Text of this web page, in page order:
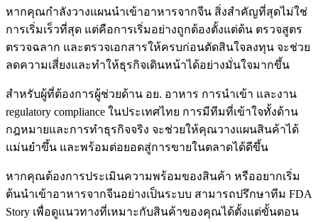
หากคุณกำลังวางแผนนำเข้าอาหารจากจีน สิ่งสำคัญที่สุดไม่ใช่
การเริ่มเร็วที่สุด แต่คือการเริ่มอย่างถูกต้องตั้งแต่ต้น ตรวจสูตร
ตรวจฉลาก และตรวจเอกสารให้ครบก่อนตัดสินใจลงทุน จะช่วย
ลดความเสี่ยงและทำให้ธุรกิจเดินหน้าได้อย่างมั่นใจมากขึ้น
สำหรับผู้ที่ต้องการผู้ช่วยด้าน อย. อาหาร การนำเข้า และงาน
regulatory compliance ในประเทศไทย การมีทีมที่เข้าใจทั้งด้าน
กฎหมายและการทำธุรกิจจริง จะช่วยให้คุณวางแผนสินค้าได้
แม่นยำขึ้น และพร้อมต่อยอดสู่การขายในตลาดได้ดีขึ้น
หากคุณต้องการประเมินความพร้อมของสินค้า หรืออยากเริ่ม
ต้นนำเข้าอาหารจากจีนอย่างเป็นระบบ สามารถปรึกษาทีม FDA
Story เพื่อดูแนวทางที่เหมาะกับสินค้าของคุณได้ตั้งแต่ขั้นตอน